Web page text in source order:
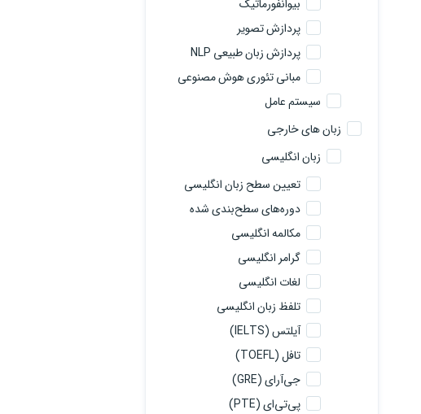
بیوانفورماتیک
پردازش تصویر
پردازش زبان طبیعی NLP
مبانی تئوری هوش مصنوعی
سیستم عامل
زبان های خارجی
زبان انگلیسی
تعیین سطح زبان انگلیسی
دوره‌های سطح‌بندی شده
مکالمه انگلیسی
گرامر انگلیسی
لغات انگلیسی
تلفظ زبان انگلیسی
آیلتس (IELTS)
تافل (TOEFL)
جی‌آرای (GRE)
پی‌تی‌ای (PTE)